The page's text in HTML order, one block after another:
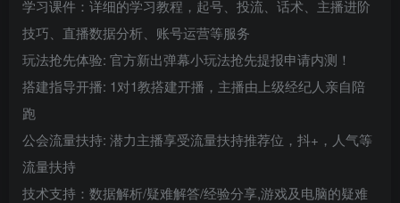
学习课件：详细的学习教程，起号、投流、话术、主播进阶
技巧、直播数据分析、账号运营等服务
玩法抢先体验: 官方新出弹幕小玩法抢先提报申请内测！
搭建指导开播: 1对1教搭建开播，主播由上级经纪人亲自陪
跑
公会流量扶持: 潜力主播享受流量扶持推荐位，抖+，人气等
流量扶持
技术支持：数据解析/疑难解答/经验分享,游戏及电脑的疑难